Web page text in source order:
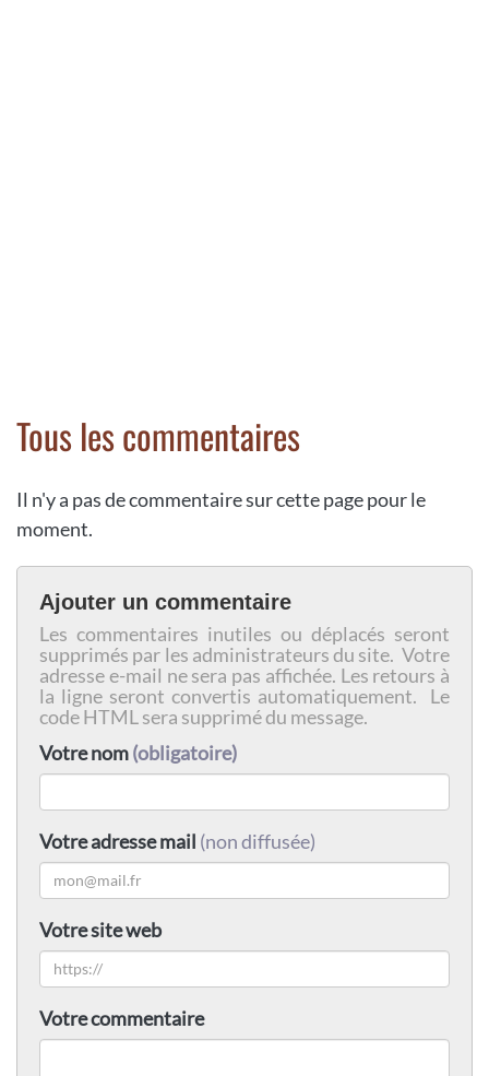
Tous les commentaires
Il n'y a pas de commentaire sur cette page pour le
moment.
Ajouter un commentaire
Les commentaires inutiles ou déplacés seront
supprimés par les administrateurs du site. Votre
adresse e-mail ne sera pas affichée. Les retours à
la ligne seront convertis automatiquement. Le
code HTML sera supprimé du message.
Votre nom(obligatoire)
Votre adresse mail (non diffusée)
Votre site web
Votre commentaire